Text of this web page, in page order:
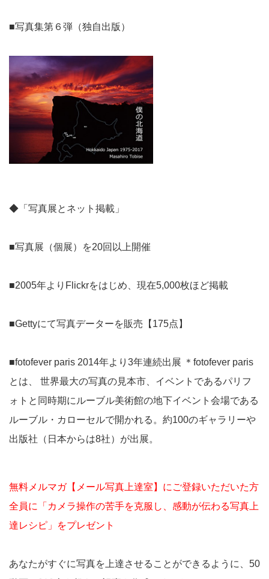
■写真集第６弾（独自出版）
◆「写真展とネット掲載」
■写真展（個展）を20回以上開催
■2005年よりFlickrをはじめ、現在5,000枚ほど掲載
■Gettyにて写真データーを販売【175点】
■fotofever paris 2014年より3年連続出展 ＊fotofever paris
とは、 世界最大の写真の見本市、イベントであるパリフ
ォトと同時期にルーブル美術館の地下イベント会場である
ルーブル・カローセルで開かれる。約100のギャラリーや
出版社（日本からは8社）が出展。
無料メルマガ【メール写真上達室】にご登録いただいた方
全員に「カメラ操作の苦手を克服し、感動が伝わる写真上
達レシピ」をプレゼント
あなたがすぐに写真を上達させることができるように、50